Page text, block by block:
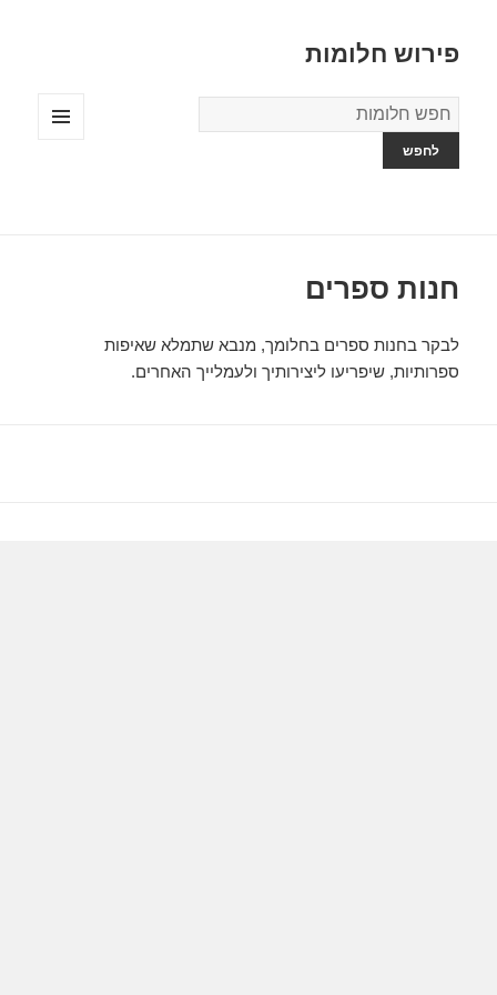
פירוש חלומות
מילון
החלומות
חנות ספרים
לבקר בחנות ספרים בחלומך, מנבא שתמלא שאיפות
ספרותיות, שיפריעו ליצירותיך ולעמלייך האחרים.